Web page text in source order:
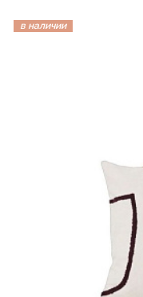
в наличии